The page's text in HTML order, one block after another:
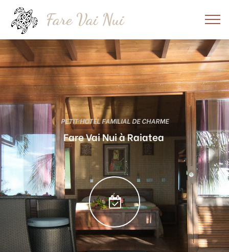
Fare Vai Nui
PETIT HOTEL FAMILIAL DE CHARME
Fare Vai Nui à Raiatea